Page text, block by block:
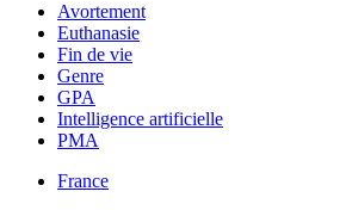
Avortement
Euthanasie
Fin de vie
Genre
GPA
Intelligence artificielle
PMA
France